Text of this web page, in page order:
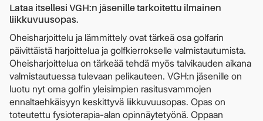
Lataa itsellesi VGH:n jäsenille tarkoitettu ilmainen
liikkuvuusopas.
Oheisharjoittelu ja lämmittely ovat tärkeä osa golfarin
päivittäistä harjoittelua ja golfkierrokselle valmistautumista.
Oheisharjoittelua on tärkeää tehdä myös talvikauden aikana
valmistautuessa tulevaan pelikauteen. VGH:n jäsenille on
luotu nyt oma golfin yleisimpien rasitusvammojen
ennaltaehkäisyyn keskittyvä liikkuvuusopas. Opas on
toteutettu fysioterapia-alan opinnäytetyönä. Oppaan